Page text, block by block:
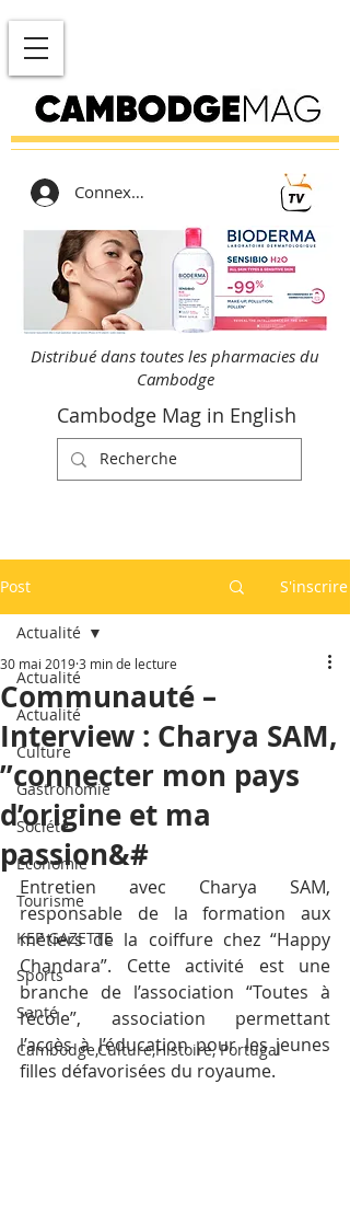
Connexion
Distribué dans toutes les pharmacies du
Cambodge
Cambodge Mag in English
Post S'inscrire
Actualité
Actualité
Culture
Gastronomie
Société
Economie
Tourisme
KEP GAZETTE
Sports
Santé
Cambodge,Culture,Histoire, Portugal
Actualité
Communauté –
Interview : Charya SAM,
”connecter mon pays
d’origine et ma
passion&#
30 mai 20193 min de lecture
Entretien avec Charya SAM,
responsable de la formation aux
métiers de la coiffure chez “Happy
Chandara”. Cette activité est une
branche de l’association “Toutes à
l’école”, association permettant
l’accès à l’éducation pour les jeunes
filles défavorisées du royaume.